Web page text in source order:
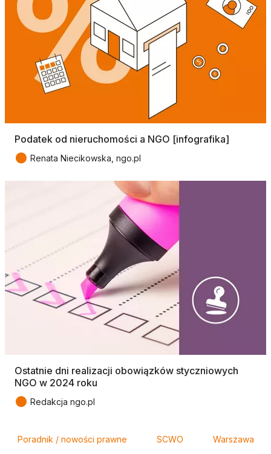
Podatek od nieruchomości a NGO [infografika]
● Renata Niecikowska, ngo.pl
Ostatnie dni realizacji obowiązków styczniowych
NGO w 2024 roku
● Redakcja ngo.pl
Poradnik / nowości prawne SCWO Warszawa